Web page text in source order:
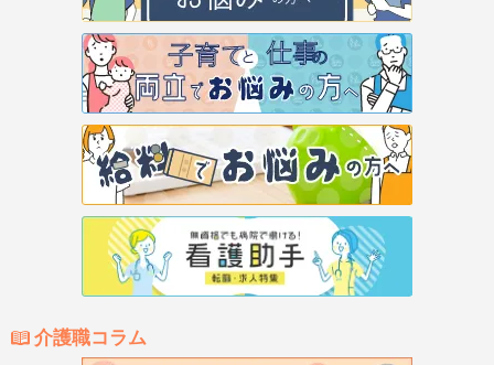
介護職コラム